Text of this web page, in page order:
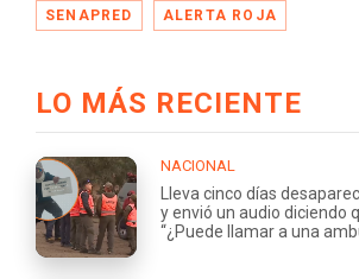
SENAPRED ALERTA ROJA
LO MÁS RECIENTE
NACIONAL
Lleva cinco días
y envió un audio diciendo
“¿Puede llamar a una